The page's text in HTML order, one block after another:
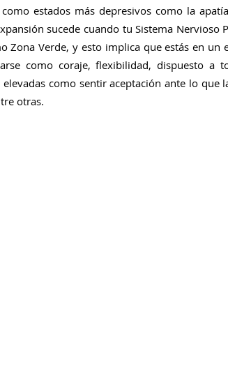
estados más depresivos como la
sucede cuando tu Sistema Nervioso
Zona Verde, y esto implica que estás en un
como coraje, flexibilidad, dispuesto a
como sentir aceptación ante lo que
otras.